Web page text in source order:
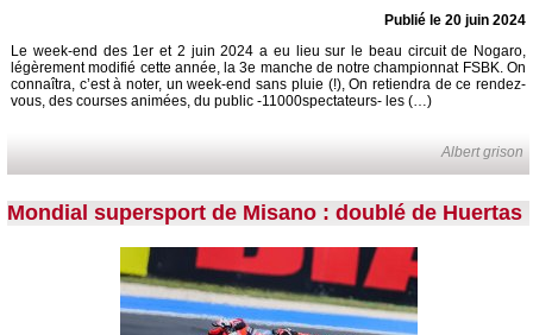
Publié le 20 juin 2024
Le week-end des 1er et 2 juin 2024 a eu lieu sur le beau circuit de Nogaro,
légèrement modifié cette année, la 3e manche de notre championnat FSBK. On
connaîtra, c’est à noter, un week-end sans pluie (!), On retiendra de ce rendez-
vous, des courses animées, du public -11000spectateurs- les (…)
Albert grison
Mondial supersport de Misano : doublé de Huertas